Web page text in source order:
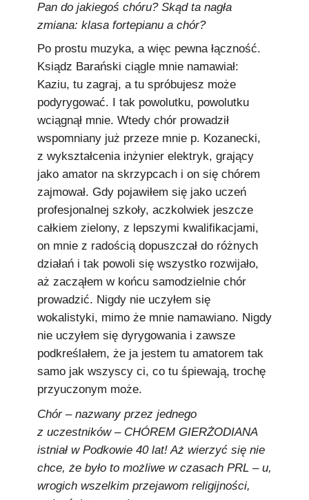
Pan do jakiegoś chóru? Skąd ta nagła
zmiana: klasa fortepianu a chór?
Po prostu muzyka, a więc pewna łączność.
Ksiądz Barański ciągle mnie namawiał:
Kaziu, tu zagraj, a tu spróbujesz może
podyrygować. I tak powolutku, powolutku
wciągnął mnie. Wtedy chór prowadził
wspomniany już przeze mnie p. Kozanecki,
z wykształcenia inżynier elektryk, grający
jako amator na skrzypcach i on się chórem
zajmował. Gdy pojawiłem się jako uczeń
profesjonalnej szkoły, aczkolwiek jeszcze
całkiem zielony, z lepszymi kwalifikacjami,
on mnie z radością dopuszczał do różnych
działań i tak powoli się wszystko rozwijało,
aż zacząłem w końcu samodzielnie chór
prowadzić. Nigdy nie uczyłem się
wokalistyki, mimo że mnie namawiano. Nigdy
nie uczyłem się dyrygowania i zawsze
podkreślałem, że ja jestem tu amatorem tak
samo jak wszyscy ci, co tu śpiewają, trochę
przyuczonym może.
Chór – nazwany przez jednego
z uczestników – CHÓREM GIERŻODIANA
istniał w Podkowie 40 lat! Aż wierzyć się nie
chce, że było to możliwe w czasach PRL – u,
wrogich wszelkim przejawom religijności,